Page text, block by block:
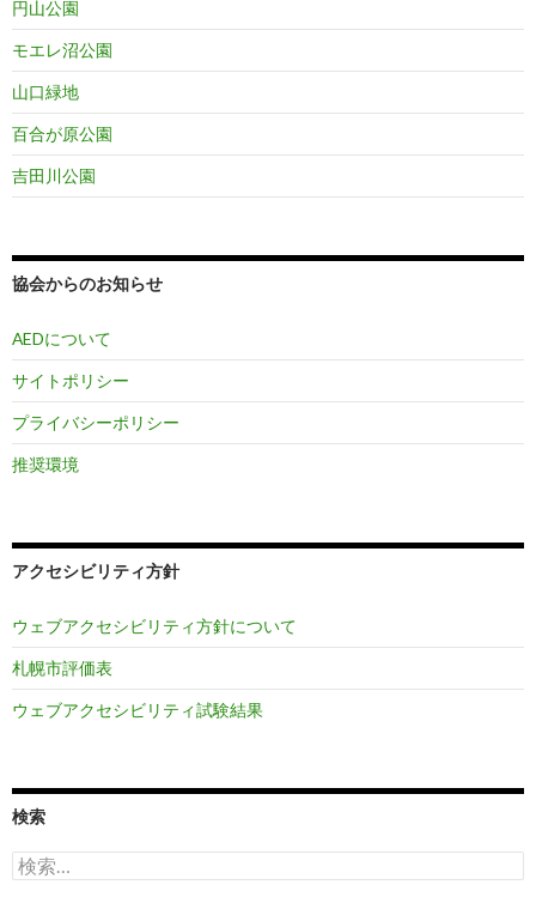
円山公園
モエレ沼公園
山口緑地
百合が原公園
吉田川公園
協会からのお知らせ
AEDについて
サイトポリシー
プライバシーポリシー
推奨環境
アクセシビリティ方針
ウェブアクセシビリティ方針について
札幌市評価表
ウェブアクセシビリティ試験結果
検索
検
索: